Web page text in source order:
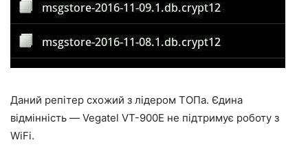
Даний репітер схожий з лідером ТОПа. Єдина
відмінність — Vegatel VT-900E не підтримує роботу з
WiFi.